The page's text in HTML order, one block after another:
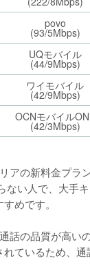
povo
(93/5Mbps)
UQモバイル
(44/9Mbps)
ワイモバイル
(42/9Mbps)
OCNモバイル
(42/3Mbps)
アの新料金プラ
ない人で、大手
めです。
話の品質が高い
ているため、